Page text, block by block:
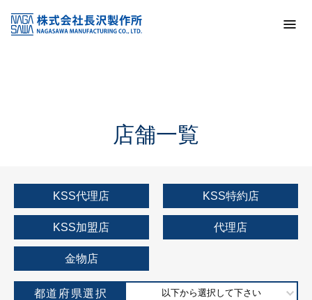
KSS加盟店・取扱店情報
店舗一覧
店舗一覧
KSS代理店 KSS特約店
KSS加盟店 代理店
金物店
都道府県選択 以下から選択して下さい